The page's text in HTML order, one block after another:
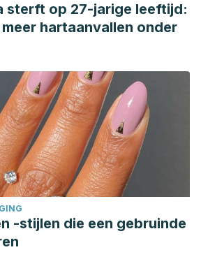
sterft op 27-jarige leeftijd:
hartaanvallen onder
-stijlen die een gebruinde